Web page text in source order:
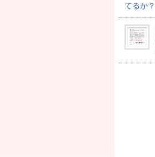
てるか？